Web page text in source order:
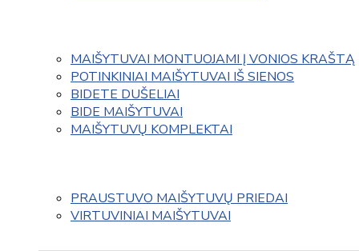
MAIŠYTUVAI MONTUOJAMI Į VONIOS KRAŠTĄ
POTINKINIAI MAIŠYTUVAI IŠ SIENOS
BIDETE DUŠELIAI
BIDE MAIŠYTUVAI
MAIŠYTUVŲ KOMPLEKTAI
PRAUSTUVO MAIŠYTUVŲ PRIEDAI
VIRTUVINIAI MAIŠYTUVAI